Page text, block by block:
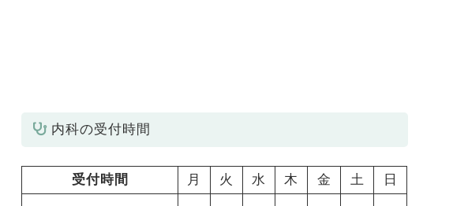
内科の受付時間
受付時間 月 火 水 木 金 土 日